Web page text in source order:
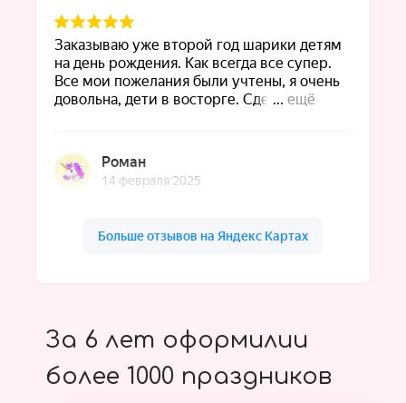
За 6 лет оформилии
более 1000 праздников